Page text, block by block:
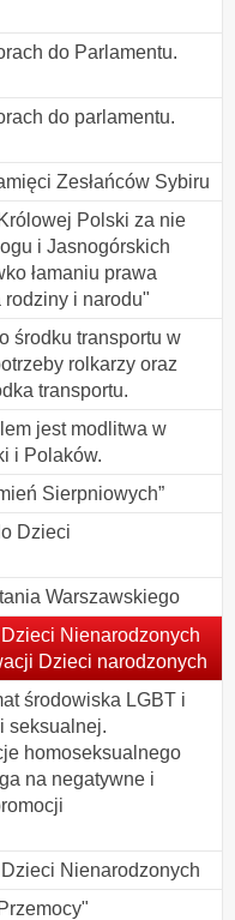
do Parlamentu.
do parlamentu.
Zesłańców Sybiru
Polski za nie
i Jasnogórskich
łamaniu prawa
i narodu"
środku transportu w
rolkarzy oraz
transportu.
jest modlitwa w
i Polaków.
Sierpniowych”
Dzieci
Warszawskiego
Nienarodzonych
Dzieci narodzonych
środowiska LGBT i
seksualnej.
homoseksualnego
na negatywne i
Nienarodzonych